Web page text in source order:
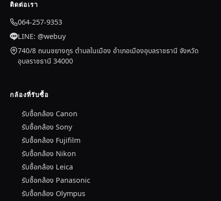
ติดต่อเรา
064-257-9353
LINE: @webuy
740/8 ถนนชยางกูร ตำบลในเมือง อำเภอเมืองอุบลราชธานี จังหวัด
อุบลราชธานี 34000
กล้องที่รับซื้อ
รับซื้อกล้อง Canon
รับซื้อกล้อง Sony
รับซื้อกล้อง Fujifilm
รับซื้อกล้อง Nikon
รับซื้อกล้อง Leica
รับซื้อกล้อง Panasonic
รับซื้อกล้อง Olympus